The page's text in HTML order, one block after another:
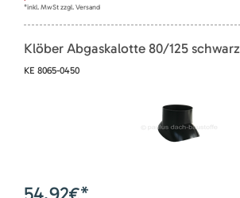
*inkl. MwSt zzgl. Versand
Klöber Abgaskalotte 80/125 schwarz
KE 8065-0450
54,92€*